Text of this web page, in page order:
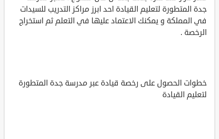
جدة المتطورة لتعليم القيادة احد ابرز مراكز التدريب للسيدات
في المملكة و يمكنك الاعتماد عليها في التعلم ثم استخراج
الرخصة .
خطوات الحصول على رخصة قيادة عبر مدرسة جدة المتطورة
لتعليم القيادة